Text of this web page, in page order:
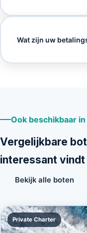
Wat zijn uw
Ook beschikbaar
Vergelijkbare
interessant vindt
Bekijk alle boten
Private Charter